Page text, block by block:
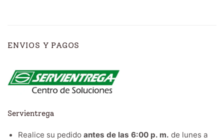
ENVIOS Y PAGOS
Servientrega
Realice su pedido antes de las 6:00 p. m. de lunes a